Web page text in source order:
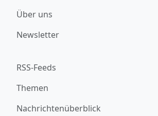
Über uns
Newsletter
RSS-Feeds
Themen
Nachrichtenüberblick